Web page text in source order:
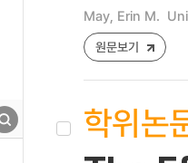
May, Erin M.
원문보기
학위논